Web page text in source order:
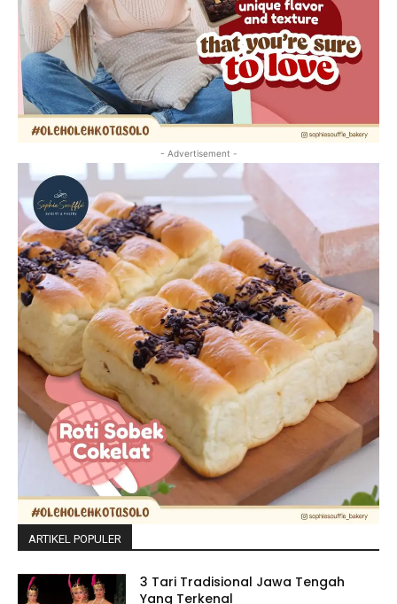
- Advertisement -
ARTIKEL POPULER
3 Tari Tradisional Jawa Tengah
Yang Terkenal